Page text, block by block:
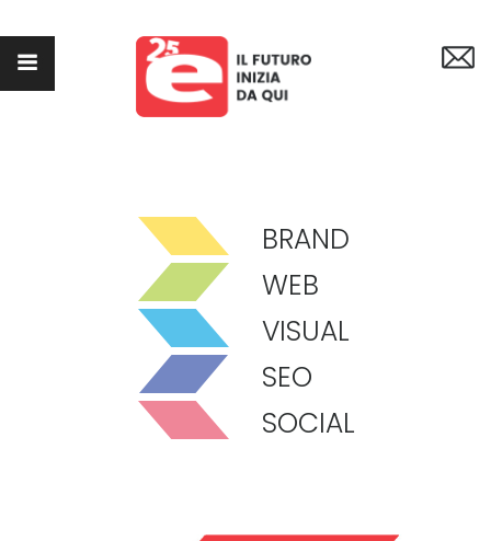
CHI SIAMO
BRAND
GRAPHIC
SEO
SOCIAL
PORTFOLIO
CONTATTI
MAGAZINE
BRAND
WEB
VISUAL
SEO
SOCIAL